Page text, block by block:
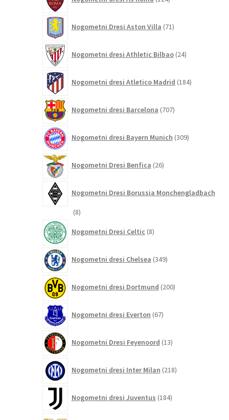
izdelkov
Nogometni Dresi Aston Villa 71izdelkov
Nogometni dresi Athletic Bilbao 24izdelkov
Nogometni dresi Atletico Madrid 184izdelkov
Nogometni dresi Barcelona 707izdelkov
Nogometni dresi Bayern Munich 309izdelkov
Nogometni Dresi Benfica 26izdelkov
Nogometni Dresi Borussia Monchengladbach
88
Nogometni Dresi Celtic 8izdelkov
Nogometni dresi Chelsea 349izdelkov
Nogometni dresi Dortmund 200izdelkov
Nogometni dresi Everton 67izdelkov
Nogometni Dresi Feyenoord 13izdelkov
Nogometni dresi Inter Milan 218izdelkov
Nogometni dresi Juventus 184izdelkov